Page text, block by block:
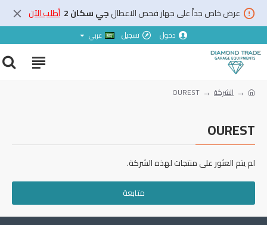
عرض خاص جداً على جهاز فحص الاعطالجي سكان 2 أطلب الآن
دخول تسجيل عربي
الشركة OUREST
OUREST
لم يتم العثور على منتجات لهذه الشركة.
متابعة